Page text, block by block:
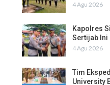
4 Agu 2026
Kapolres
Sertijab Ini
4 Agu 2026
Tim
University